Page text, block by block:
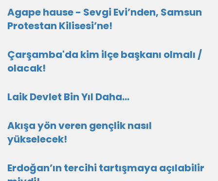
Agape hause - Sevgi Evi’nden, Samsun
Protestan Kilisesi’ne!
Çarşamba'da kim ilçe başkanı olmalı /
olacak!
Laik Devlet Bin Yıl Daha…
Akışa yön veren gençlik nasıl
yükselecek!
Erdoğan’ın tercihi tartışmaya açılabilir